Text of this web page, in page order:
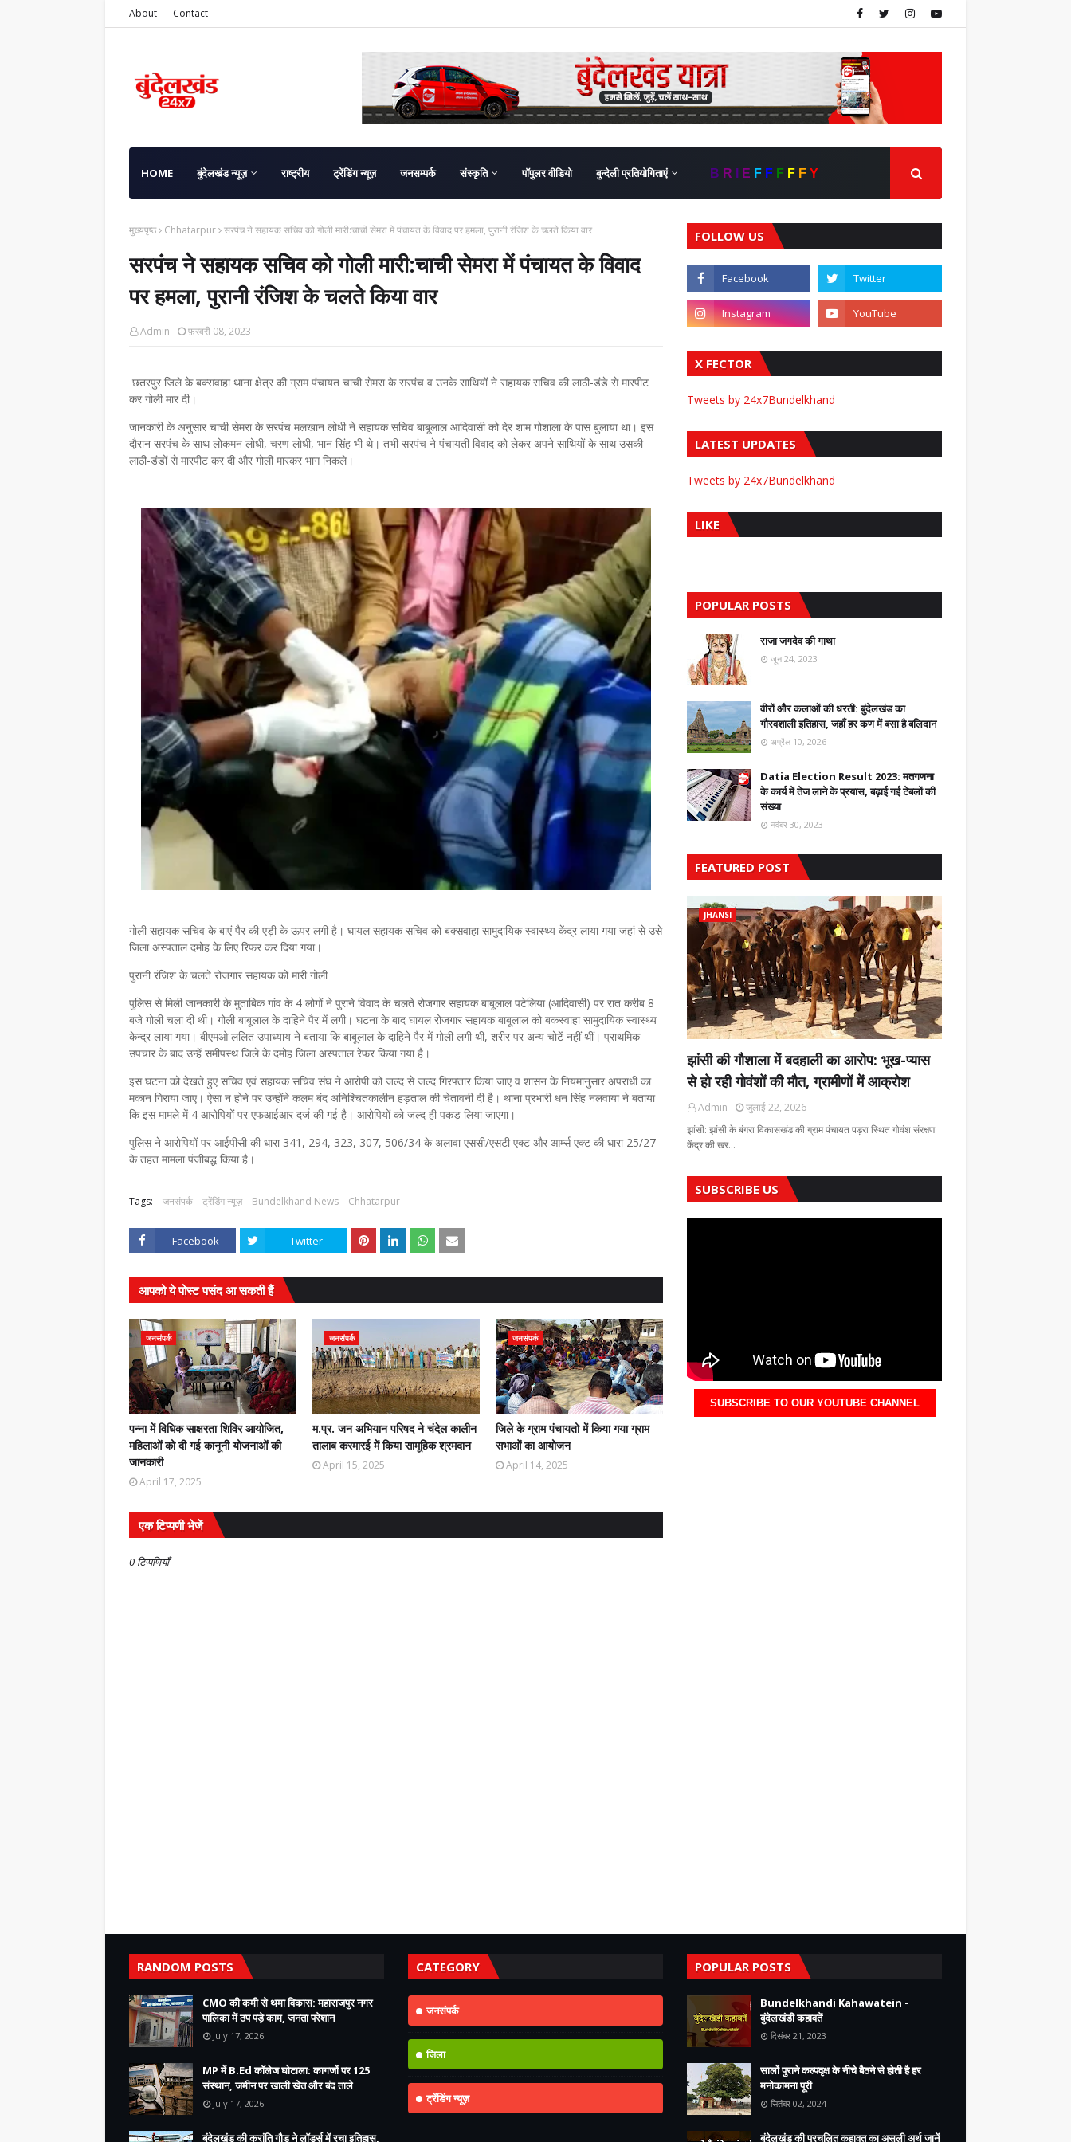
About Contact
HOME बुंदेलखंड न्यूज़ राष्ट्रीय ट्रेंडिंग न्यूज़ जनसम्पर्क संस्कृति पॉपुलर वीडियो बुन्देली प्रतियोगिताएं B R E F F F F F Y
मुख्यपृष्ठ Chhatarpur सरपंच ने सहायक सचिव को गोली मारी:चाची सेमरा में पंचायत के विवाद पर हमला, पुरानी रंजिश के चलते किया वार
सरपंच ने सहायक सचिव को गोली मारी:चाची सेमरा में पंचायत के विवाद
पर हमला, पुरानी रंजिश के चलते किया वार
Admin फ़रवरी 08, 2023
छतरपुर जिले के बक्सवाहा थाना क्षेत्र की ग्राम पंचायत चाची सेमरा के सरपंच व उनके साथियों ने सहायक सचिव की लाठी-डंडे से मारपीट
कर गोली मार दी।
जानकारी के अनुसार चाची सेमरा के सरपंच मलखान लोधी ने सहायक सचिव बाबूलाल आदिवासी को देर शाम गोशाला के पास बुलाया था। इस
दौरान सरपंच के साथ लोकमन लोधी, चरण लोधी, भान सिंह भी थे। तभी सरपंच ने पंचायती विवाद को लेकर अपने साथियों के साथ उसकी
लाठी-डंडों से मारपीट कर दी और गोली मारकर भाग निकले।
गोली सहायक सचिव के बाएं पैर की एड़ी के ऊपर लगी है। घायल सहायक सचिव को बक्सवाहा सामुदायिक स्वास्थ्य केंद्र लाया गया जहां से उसे
जिला अस्पताल दमोह के लिए रिफर कर दिया गया।
पुरानी रंजिश के चलते रोजगार सहायक को मारी गोली
पुलिस से मिली जानकारी के मुताबिक गांव के 4 लोगों ने पुराने विवाद के चलते रोजगार सहायक बाबूलाल पटेलिया (आदिवासी) पर रात करीब 8
बजे गोली चला दी थी। गोली बाबूलाल के दाहिने पैर में लगी। घटना के बाद घायल रोजगार सहायक बाबूलाल को बकस्वाहा सामुदायिक स्वास्थ्य
केन्द्र लाया गया। बीएमओ ललित उपाध्याय ने बताया कि बाबूलाल के दाहिने पैर में गोली लगी थी, शरीर पर अन्य चोटें नहीं थीं। प्राथमिक
उपचार के बाद उन्हें समीपस्थ जिले के दमोह जिला अस्पताल रेफर किया गया है।
इस घटना को देखते हुए सचिव एवं सहायक सचिव संघ ने आरोपी को जल्द से जल्द गिरफ्तार किया जाए व शासन के नियमानुसार अपराधी का
मकान गिराया जाए। ऐसा न होने पर उन्होंने कलम बंद अनिश्चितकालीन हड़ताल की चेतावनी दी है। थाना प्रभारी धन सिंह नलवाया ने बताया
कि इस मामले में 4 आरोपियों पर एफआईआर दर्ज की गई है। आरोपियों को जल्द ही पकड़ लिया जाएगा।
पुलिस ने आरोपियों पर आईपीसी की धारा 341, 294, 323, 307, 506/34 के अलावा एससी/एसटी एक्ट और आर्म्स एक्ट की धारा 25/27
के तहत मामला पंजीबद्ध किया है।
Tags: जनसंपर्क ट्रेंडिंग न्यूज़ Bundelkhand News Chhatarpur
Facebook Twitter
आपको ये पोस्ट पसंद आ सकती हैं
जनसंपर्क
पन्ना में विधिक साक्षरता शिविर आयोजित,
महिलाओं को दी गई कानूनी योजनाओं की
जानकारी
April 17, 2025
जनसंपर्क
म.प्र. जन अभियान परिषद ने चंदेल कालीन
तालाब करमारई में किया सामूहिक श्रमदान
April 15, 2025
जनसंपर्क
जिले के ग्राम पंचायतो में किया गया ग्राम
सभाओं का आयोजन
April 14, 2025
एक टिप्पणी भेजें
0 टिप्पणियाँ
FOLLOW US
X FECTOR
Tweets by 24x7Bundelkhand
LATEST UPDATES
Tweets by 24x7Bundelkhand
LIKE
POPULAR POSTS
राजा जगदेव की गाथा
जून 24, 2023
वीरों और कलाओं की धरती: बुंदेलखंड का
गौरवशाली इतिहास, जहाँ हर कण में बसा है बलिदान
अप्रैल 10, 2026
Datia Election Result 2023: मतगणना
के कार्य में तेज लाने के प्रयास, बढ़ाई गई टेबलों की
संख्या
नवंबर 30, 2023
FEATURED POST
JHANSI
झांसी की गौशाला में बदहाली का आरोप: भूख-प्यास
से हो रही गोवंशों की मौत, ग्रामीणों में आक्रोश
Admin
जुलाई 22, 2026
झांसी: झांसी के बंगरा विकासखंड की ग्राम पंचायत पड़रा स्थित गोवंश संरक्षण
केंद्र की खर…
SUBSCRIBE US
SUBSCRIBE TO OUR YOUTUBE CHANNEL
RANDOM POSTS
CMO की कमी से थमा विकास: महाराजपुर नगर
पालिका में ठप पड़े काम, जनता परेशान
July 17, 2026
MP में B.Ed कॉलेज घोटाला: कागजों पर 125
संस्थान, जमीन पर खाली खेत और बंद ताले
July 17, 2026
बुंदेलखंड की क्रांति गौड़ ने लॉर्ड्स में रचा इतिहास,
CATEGORY
जनसंपर्क
जिला
ट्रेंडिंग न्यूज़
POPULAR POSTS
Bundelkhandi Kahawatein -
बुंदेलखंडी कहावतें
दिसंबर 21, 2023
सालों पुराने कल्पवृक्ष के नीचे बैठने से होती है हर
मनोकामना पूरी
सितंबर 02, 2024
बुंदेलखंड की प्रचलित कहावत का असली अर्थ जानें